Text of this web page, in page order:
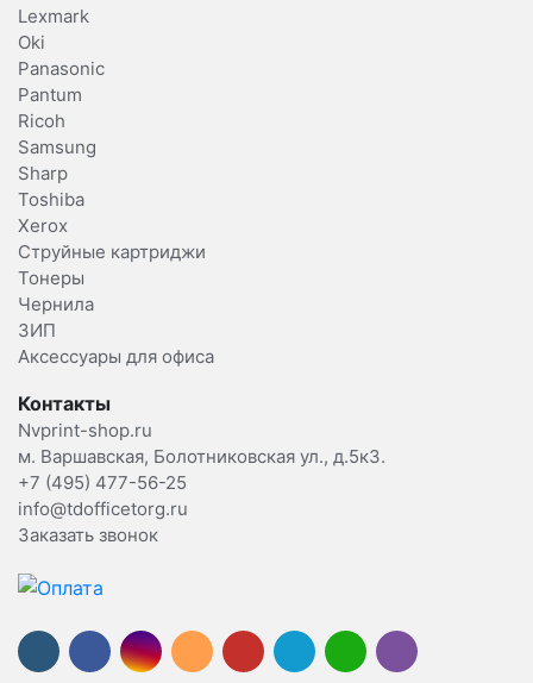
Lexmark
Oki
Panasonic
Pantum
Ricoh
Samsung
Sharp
Toshiba
Xerox
Струйные картриджи
Тонеры
Чернила
ЗИП
Аксессуары для офиса
Контакты
Nvprint-shop.ru
м. Варшавская, Болотниковская ул., д.5к3.
+7 (495) 477-56-25
info@tdofficetorg.ru
Заказать звонок